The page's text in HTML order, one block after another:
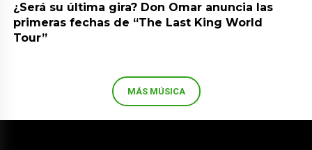
¿Será su última gira? Don Omar anuncia las
primeras fechas de “The Last King World
Tour”
MÁS MÚSICA